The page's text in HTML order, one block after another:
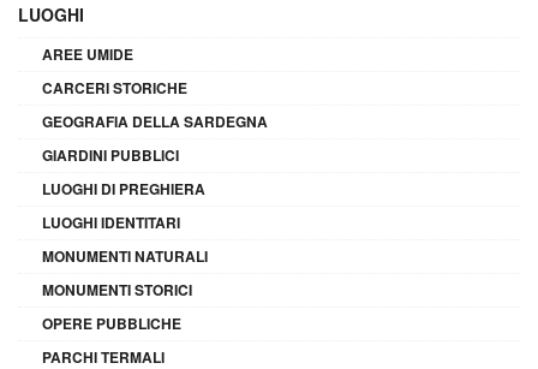
LUOGHI
AREE UMIDE
CARCERI STORICHE
GEOGRAFIA DELLA SARDEGNA
GIARDINI PUBBLICI
LUOGHI DI PREGHIERA
LUOGHI IDENTITARI
MONUMENTI NATURALI
MONUMENTI STORICI
OPERE PUBBLICHE
PARCHI TERMALI